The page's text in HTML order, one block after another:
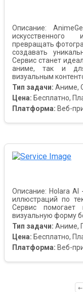
Описание:
искусственного
превращать
создавать
Сервис станет
аниме, так и
визуальным
Тип задачи: Аниме,
Цена: Бесплатно,
Платформа: Веб-
Описание: Holara
иллюстраций по
Сервис помогает
визуальную форму
Тип задачи: Аниме,
Цена: Бесплатно,
Платформа: Веб-
←